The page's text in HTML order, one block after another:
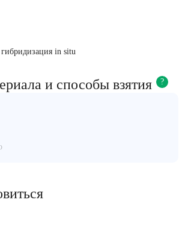
in situ
и способы взятия ?